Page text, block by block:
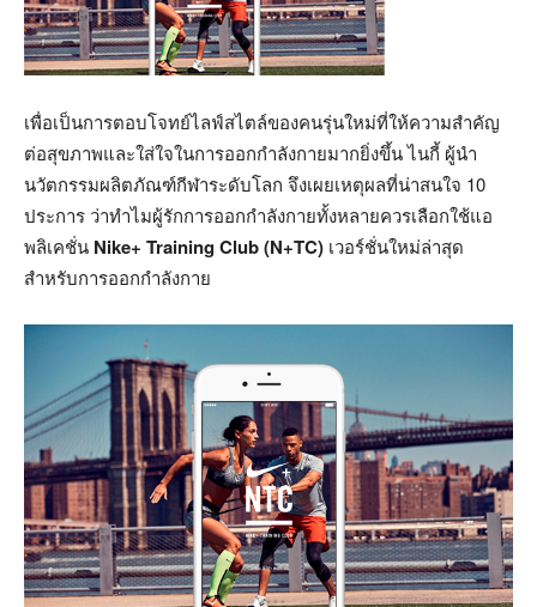
เพื่อเป็นการตอบโจทย์ไลฟ์สไตล์ของคนรุ่นใหม่ที่ให้ความสำคัญ
ต่อสุขภาพและใส่ใจในการออกกำลังกายมากยิ่งขึ้น ไนกี้ ผู้นำ
นวัตกรรมผลิตภัณฑ์กีฬาระดับโลก จึงเผยเหตุผลที่น่าสนใจ 10
ประการ ว่าทำไมผู้รักการออกกำลังกายทั้งหลายควรเลือกใช้แอ
พลิเคชั่น Nike+ Training Club (N+TC) เวอร์ชั่นใหม่ล่าสุด
สำหรับการออกกำลังกาย